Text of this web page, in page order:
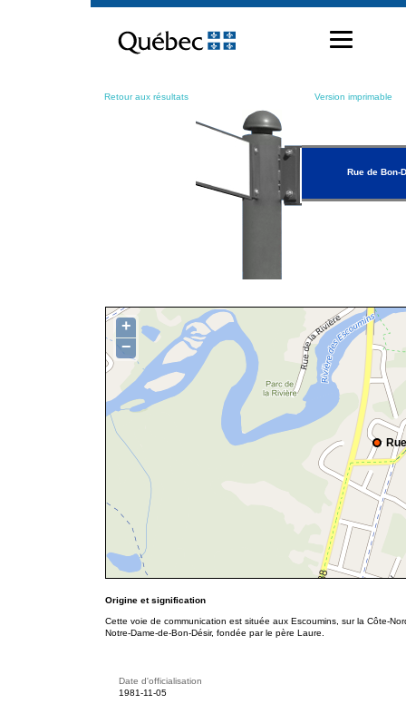
contenu
Retour aux résultats Version imprimable
Rue de Bon-
+
−
Origine et signification
Cette voie de communication est située aux Escoumins, sur la Côte-
Notre-Dame-de-Bon-Désir, fondée par le père Laure.
Date d'officialisation
1981-11-05